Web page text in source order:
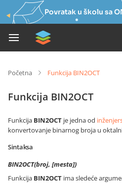
Povratak u školu sa
Početna Funkcija BIN2OCT
Funkcija BIN2OCT
Funkcija BIN2OCT je jedna od
konvertovanje binarnog broja u
Sintaksa
BIN2OCT(broj, [mesta])
Funkcija BIN2OCT ima sledeće